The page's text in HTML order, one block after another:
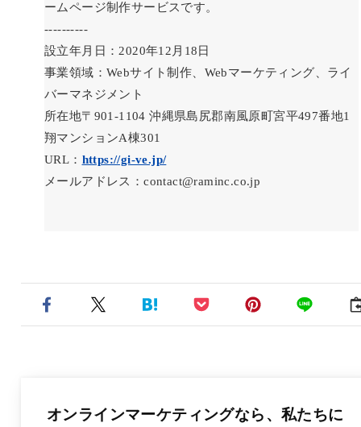
ームページ制作サービスです。
----------
設立年月日：2020年12月18日
事業領域：Webサイト制作、Webマーケティング、ライ
バーマネジメント
所在地〒901-1104 沖縄県島尻郡南風原町宮平497番地1
翔マンションA棟301
URL： https://gi-ve.jp/
メールアドレス：contact@raminc.co.jp
オンラインマーケティングなら、 私たちに